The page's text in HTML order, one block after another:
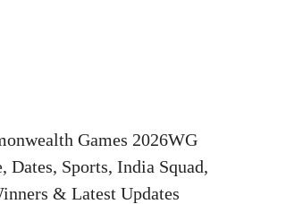
Games 2026WG
Dates, Sports, India Squad,
& Latest Updates